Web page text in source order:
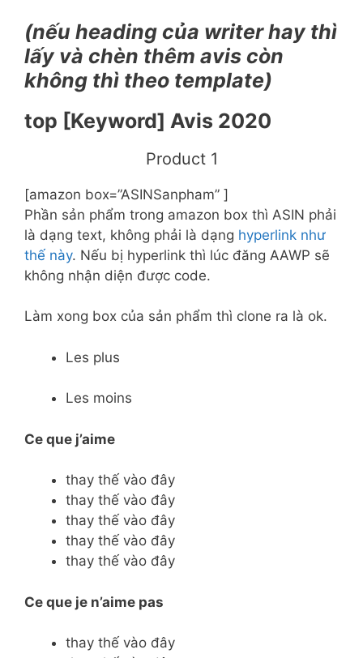
(nếu heading của writer hay thì
lấy và chèn thêm avis còn
không thì theo template)
top [Keyword] Avis 2020
​Product 1
[amazon box=”ASINSanpham” ]
Phần sản phẩm trong amazon box thì ASIN phải
là dạng text, không phải là dạng hyperlink như
thế này. Nếu bị hyperlink thì lúc đăng AAWP sẽ
không nhận diện được code.
Làm xong box của sản phẩm thì clone ra là ok.
Les plus
Les moins
Ce que j’aime
thay thế vào đây
thay thế vào đây
thay thế vào đây
thay thế vào đây
thay thế vào đây
Ce que je n’aime pas
thay thế vào đây